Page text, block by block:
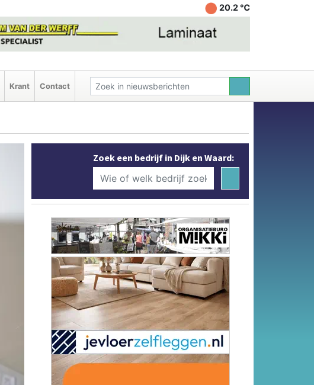
20.2 ℃
Krant Contact
Zoek een bedrijf in Dijk en Waard: